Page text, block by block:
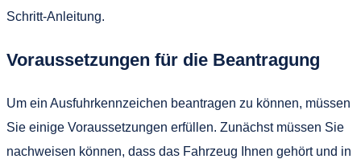
Schritt-Anleitung.
Voraussetzungen für die Beantragung
Um ein Ausfuhrkennzeichen beantragen zu können, müssen
Sie einige Voraussetzungen erfüllen. Zunächst müssen Sie
nachweisen können, dass das Fahrzeug Ihnen gehört und in